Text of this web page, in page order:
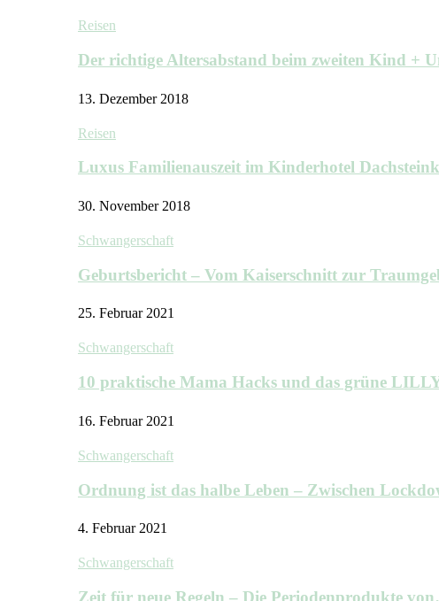
Reisen
Der richtige Altersabstand beim zweiten Kind +
13. Dezember 2018
Reisen
Luxus Familienauszeit im Kinderhotel
30. November 2018
Schwangerschaft
Geburtsbericht – Vom Kaiserschnitt zur
25. Februar 2021
Schwangerschaft
10 praktische Mama Hacks und das grüne
16. Februar 2021
Schwangerschaft
Ordnung ist das halbe Leben – Zwischen
4. Februar 2021
Schwangerschaft
Zeit für neue Regeln – Die Periodenprodukte